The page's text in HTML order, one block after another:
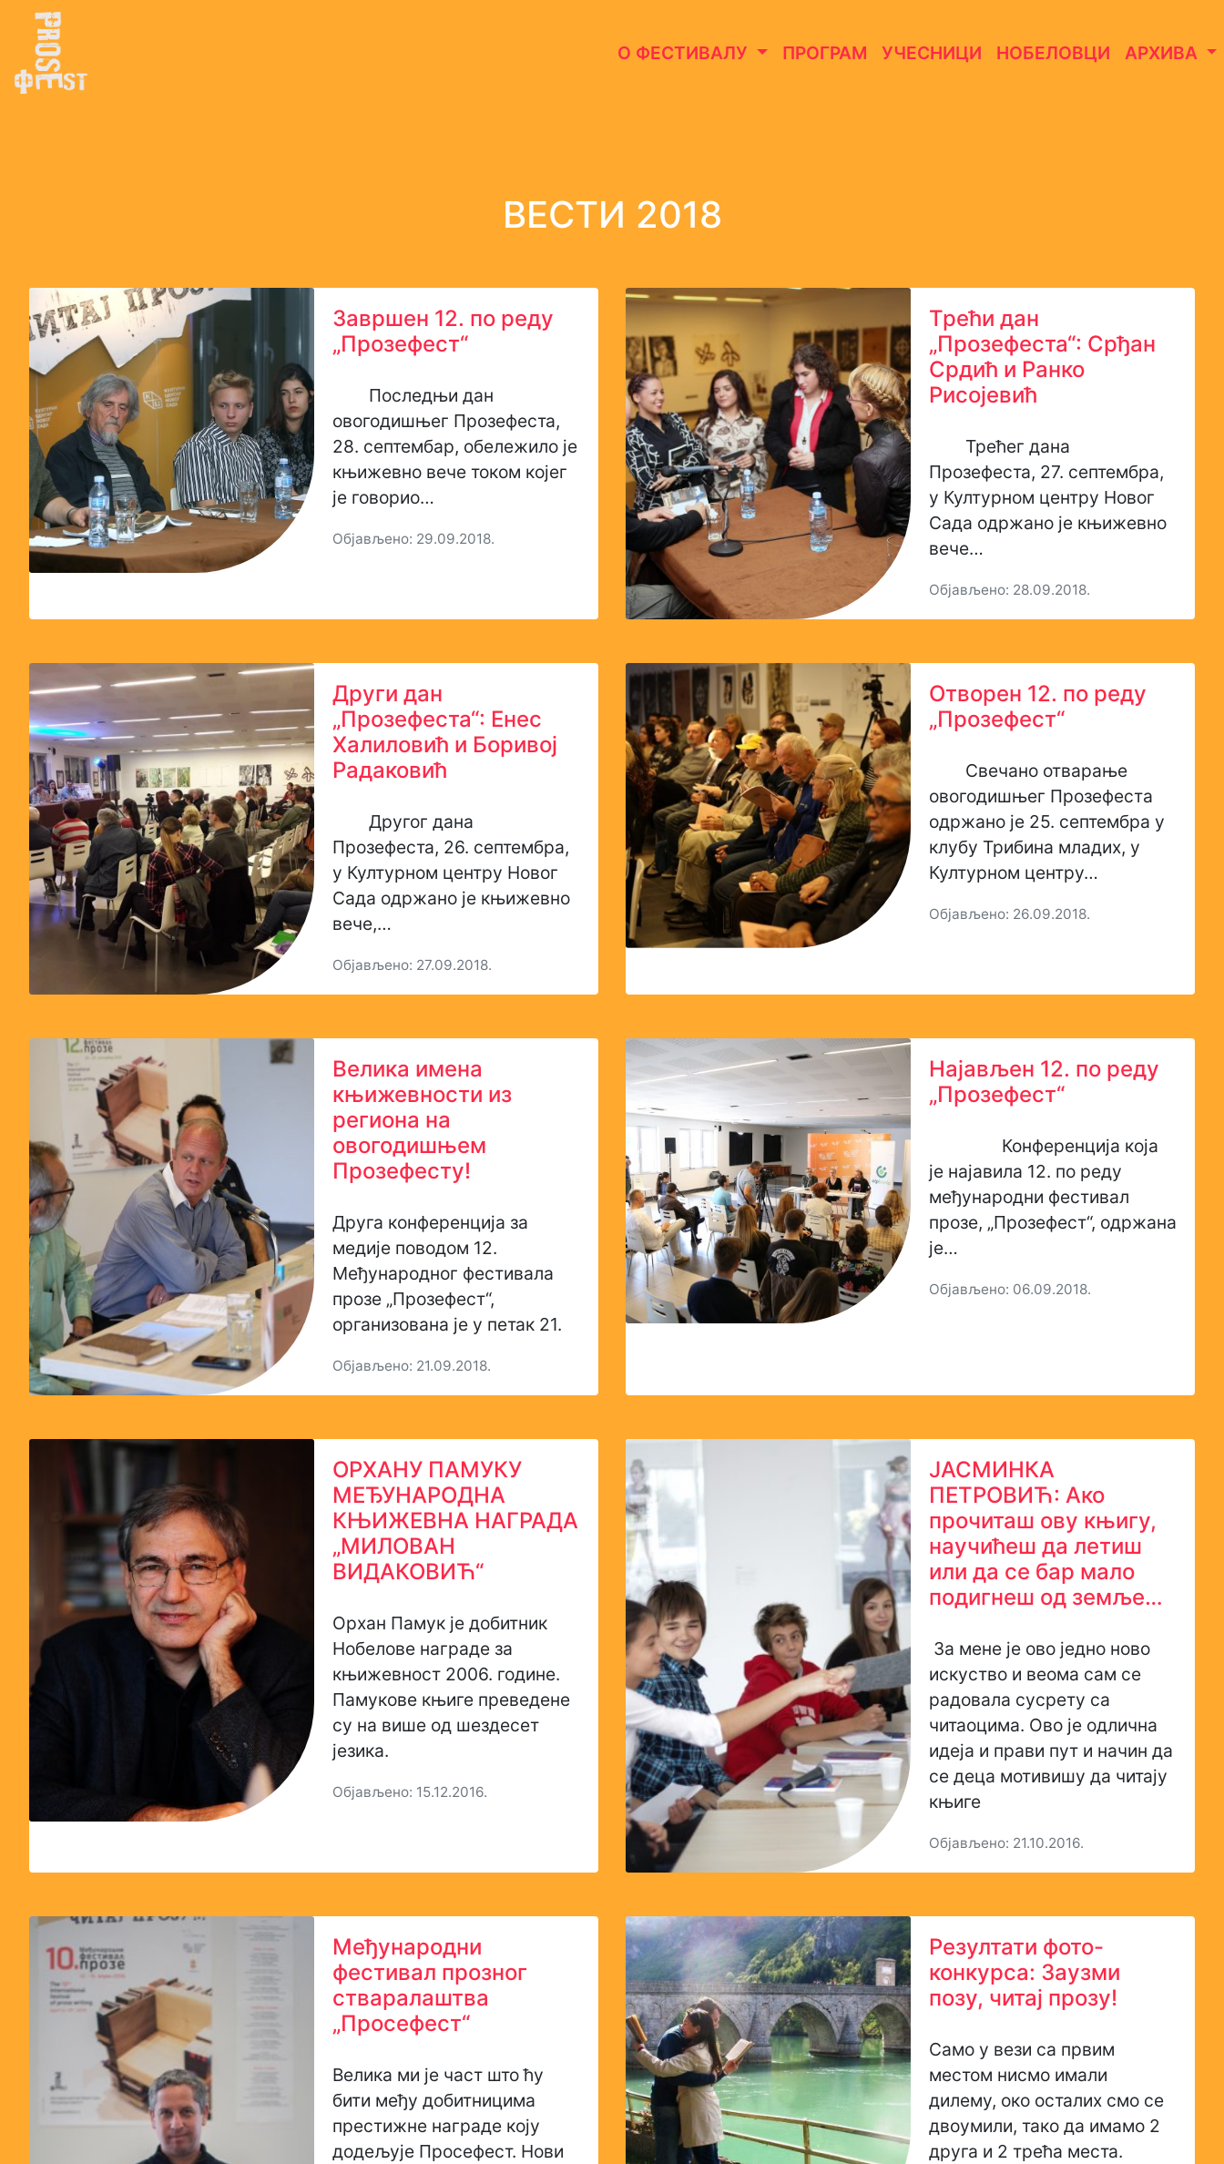
О ФЕСТИВАЛУ ПРОГРАМ УЧЕСНИЦИ НОБЕЛОВЦИ АРХИВА
ВЕСТИ 2018
Завршен 12. по реду
„Прозефест“
Последњи дан
овогодишњег Прозефеста,
28. септембар, обележило је
књижевно вече током којег
је говорио…
Објављено: 29.09.2018.
Трећи дан
„Прозефеста“: Срђан
Срдић и Ранко
Рисојевић
Трећег дана
Прозефеста, 27. септембра,
у Културном центру Новог
Сада одржано је књижевно
вече…
Објављено: 28.09.2018.
Други дан
„Прозефеста“: Енес
Халиловић и Боривој
Радаковић
Другог дана
Прозефеста, 26. септембра,
у Културном центру Новог
Сада одржано је књижевно
вече,…
Објављено: 27.09.2018.
Отворен 12. по реду
„Прозефест“
Свечано отварање
овогодишњег Прозефестa
одржано је 25. септембра у
клубу Трибина младих, у
Културном центру…
Објављено: 26.09.2018.
Велика имена
књижевности из
региона на
овогодишњем
Прозефесту!
Друга конференција за
медије поводом 12.
Међународног фестивала
прозе „Прозефест“,
организована је у петак 21.
Објављено: 21.09.2018.
Најављен 12. по реду
„Прозефест“
Конференција која
је најавила 12. по реду
међународни фестивал
прозе, „Прозефест“, одржана
је…
Објављено: 06.09.2018.
ОРХАНУ ПАМУКУ
МЕЂУНАРОДНА
КЊИЖЕВНА НАГРАДА
„МИЛОВАН
ВИДАКОВИЋ“
Орхан Памук је добитник
Нобелове награде за
књижевност 2006. године.
Памукове књиге преведене
су на више од шездесет
језика.
Објављено: 15.12.2016.
ЈАСМИНКA
ПЕТРОВИЋ: Ако
прочиташ ову књигу,
научићеш да летиш
или да се бар мало
подигнеш од земље…
За мене је ово једно ново
искуство и веома сам се
радовала сусрету са
читаоцима. Ово је одлична
идеја и прави пут и начин да
се деца мотивишу да читају
књиге
Објављено: 21.10.2016.
Међународни
фестивал прозног
стваралаштва
„Просефест“
Велика ми је част што ћу
бити међу добитницима
престижне награде коју
додељује Просефест. Нови
Резултати фото-
конкурса: Заузми
позу, читај прозу!
Само у вези са првим
местом нисмо имали
дилему, око осталих смо се
двоумили, тако да имамо 2
друга и 2 трећа места.